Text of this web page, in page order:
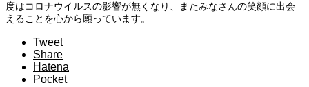
度はコロナウイルスの影響が無くなり、またみなさんの笑顔に出会
えることを心から願っています。
Tweet
Share
Hatena
Pocket